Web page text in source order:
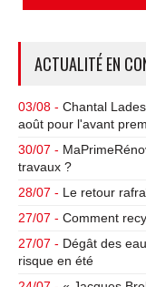
ACTUALITÉ EN
03/08 - Chantal
août pour l'avant
30/07 -
travaux ?
28/07 - Le retour
27/07 - Comment
27/07 - Dégât des
risque en été